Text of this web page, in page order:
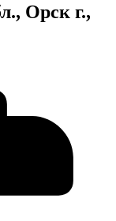
Орск г.,